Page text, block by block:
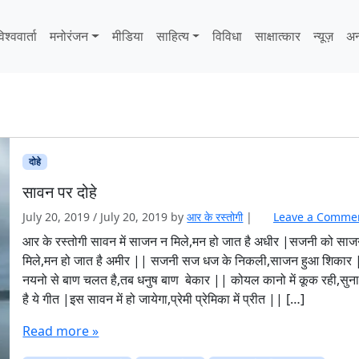
मनोरंजन मीडिया साहित्‍य विविधा साक्षात्‍कार न्यूज़
दोहे
सावन पर दोहे
July 20, 2019 / July 20, 2019 byआर के रस्तोगी | Leave a
आर के रस्तोगी सावन में साजन न मिले,मन हो जात है अधीर |सजनी को
मिले,मन हो जात है अमीर || सजनी सज धज के निकली,साजन हुआ शिकार |
नयनो से बाण चलत है,तब धनुष बाण बेकार || कोयल कानो में कूक रही,सुना
है ये गीत |इस सावन में हो जायेगा,प्रेमी प्रेमिका में प्रीत || […]
Read more »